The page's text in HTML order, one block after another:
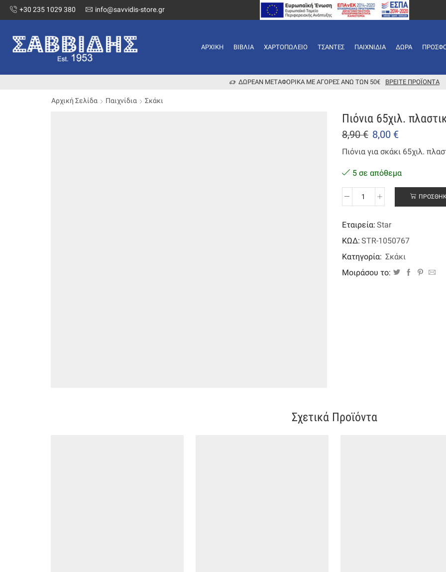
+30 235 1029 380 info@savvidis-store.gr
ΑΡΧΙΚΉ ΒΙΒΛΊΑ ΧΑΡΤΟΠΩΛΕΊΟ ΤΣΆΝΤΕΣ ΠΑΙΧΝΊΔΙΑ ΔΏΡΑ
ΔΩΡΕΆΝ ΜΕΤΑΦΟΡΙΚΆ ΜΕ ΑΓΟΡΈΣ ΆΝΩ ΤΩΝ 50€ ΒΡΕΊΤΕ ΠΡΟΪΌΝΤΑ
Αρχική Σελίδα Παιχνίδια Σκάκι
Πιόνια 65χιλ.
8,90€ 8,00 €
Πιόνια για σκάκι 65χιλ.
5 σε απόθεμα
Πιόνια
πλαστικά
Εταιρεία: Star
ΚΩΔ: STR-1050767
Κατηγορία: Σκάκι
Μοιράσου το:
Σχετικά Προϊόντα